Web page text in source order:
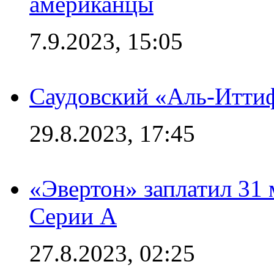
7.9.2023, 15:05
Саудовский «Аль-
29.8.2023, 17:45
«Эвертон» заплатил
Серии А
27.8.2023, 02:25